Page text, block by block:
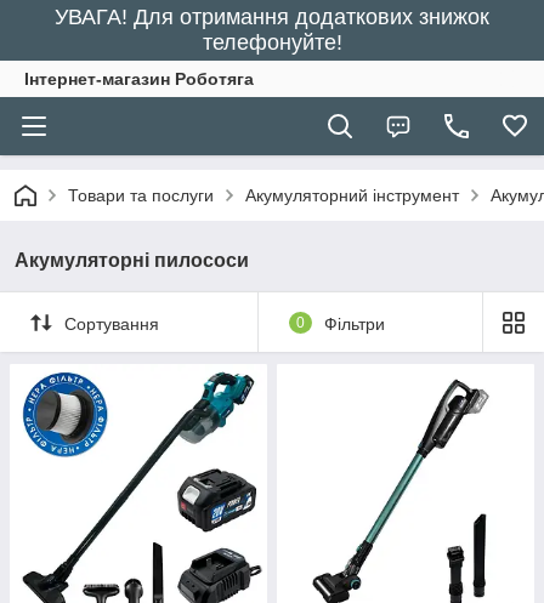
УВАГА! Для отримання додаткових знижок
телефонуйте!
Інтернет-магазин Роботяга
Товари та послуги Акумуляторний інструмент
Акумуляторні пилососи
Сортування 0 Фільтри